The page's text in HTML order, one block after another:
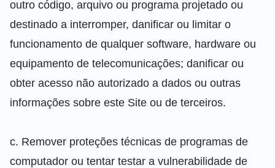
outro código, arquivo ou programa projetado ou
destinado a interromper, danificar ou limitar o
funcionamento de qualquer software, hardware ou
equipamento de telecomunicações; danificar ou
obter acesso não autorizado a dados ou outras
informações sobre este Site ou de terceiros.
c. Remover proteções técnicas de programas de
computador ou tentar testar a vulnerabilidade de